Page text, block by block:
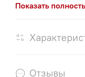
Показать
Отзывы